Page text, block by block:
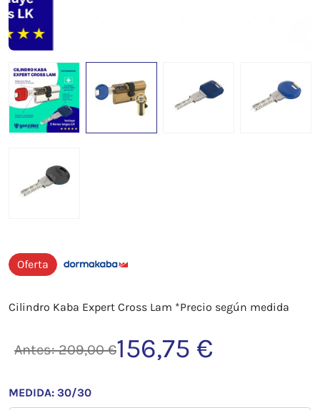
Oferta
Cilindro Kaba Expert Cross Lam *Precio según medida
Antes: 209,00 €156,75 €
MEDIDA: 30/30